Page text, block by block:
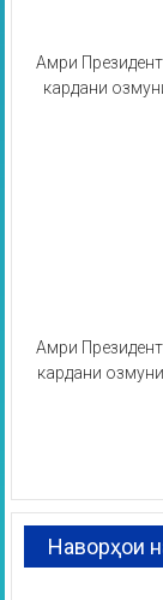
Амри
кардани
Амри
кардани
Наворҳои